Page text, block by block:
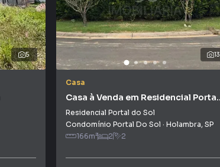
5 13
Casa
Casa à Venda em Residencial Portal
do Sol
Residencial Portal do Sol
Condomínio Portal Do Sol · Holambra, SP
166m² 2 2